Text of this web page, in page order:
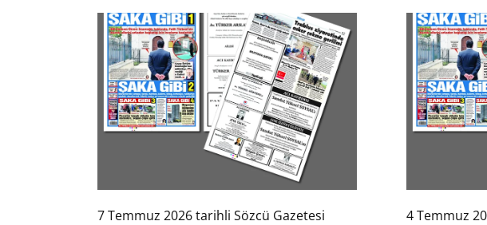
7 Temmuz 2026 tarihli Sözcü Gazetesi
4 Temmuz